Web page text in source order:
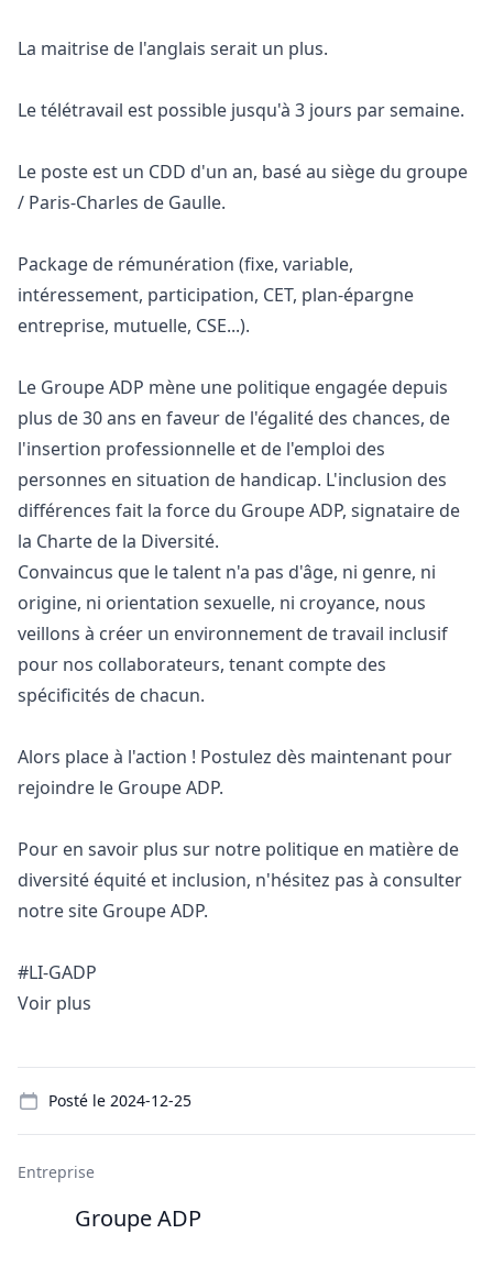
La maitrise de l'anglais serait un plus.
Le télétravail est possible jusqu'à 3 jours par semaine.
Le poste est un CDD d'un an, basé au siège du groupe
/ Paris-Charles de Gaulle.
Package de rémunération (fixe, variable,
intéressement, participation, CET, plan-épargne
entreprise, mutuelle, CSE...).
Le Groupe ADP mène une politique engagée depuis
plus de 30 ans en faveur de l'égalité des chances, de
l'insertion professionnelle et de l'emploi des
personnes en situation de handicap. L'inclusion des
différences fait la force du Groupe ADP, signataire de
la Charte de la Diversité.
Convaincus que le talent n'a pas d'âge, ni genre, ni
origine, ni orientation sexuelle, ni croyance, nous
veillons à créer un environnement de travail inclusif
pour nos collaborateurs, tenant compte des
spécificités de chacun.
Alors place à l'action ! Postulez dès maintenant pour
rejoindre le Groupe ADP.
Pour en savoir plus sur notre politique en matière de
diversité équité et inclusion, n'hésitez pas à consulter
notre site Groupe ADP.
#LI-GADP
Voir plus
Posté le 2024-12-25
Entreprise
Groupe ADP